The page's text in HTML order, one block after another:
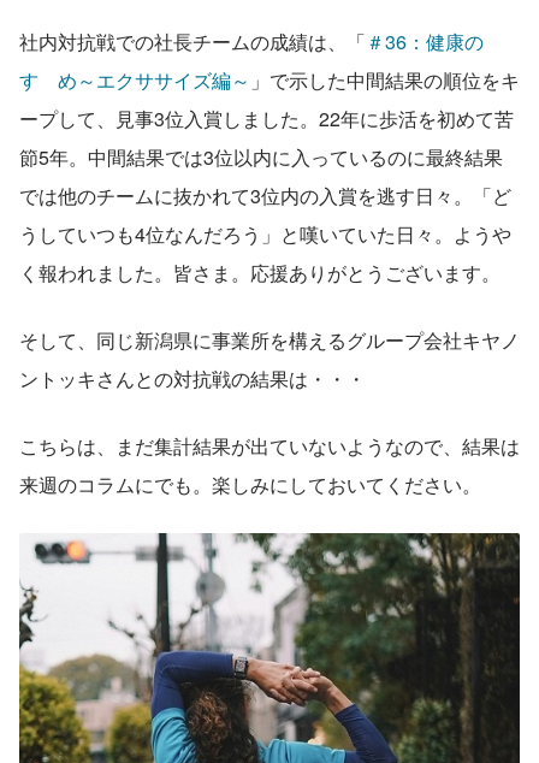
社内対抗戦での社長チームの成績は、「＃36：健康の
すゝめ～エクササイズ編～ 」で示した中間結果の順位をキ
ープして、見事3位入賞しました。22年に歩活を初めて苦
節5年。中間結果では3位以内に入っているのに最終結果
では他のチームに抜かれて3位内の入賞を逃す日々。「ど
うしていつも4位なんだろう」と嘆いていた日々。ようや
く報われました。皆さま。応援ありがとうございます。
そして、同じ新潟県に事業所を構えるグループ会社キヤノ
ントッキさんとの対抗戦の結果は・・・
こちらは、まだ集計結果が出ていないようなので、結果は
来週のコラムにでも。楽しみにしておいてください。